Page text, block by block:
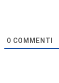
0 COMMENTI